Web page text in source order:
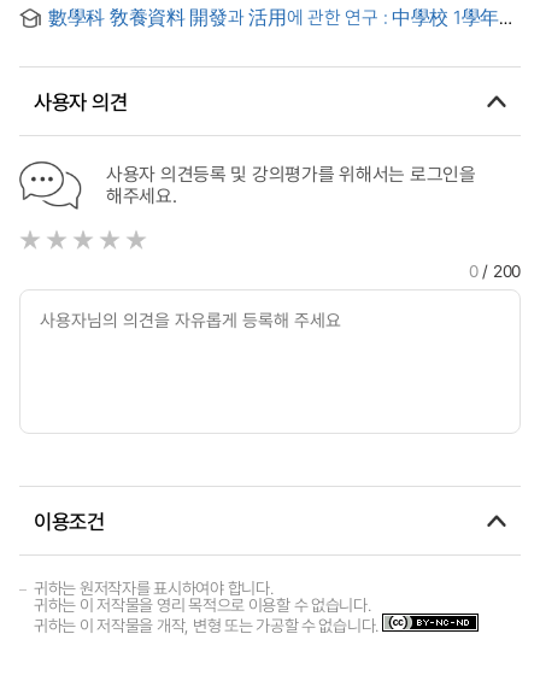
Understanding of the Bible in His: Focusing on the
數學科 敎養資料 開發과 活用에 관한 연구 : 中學校 1學年을
사용자 의견
사용자 의견등록 및 강의평가를 위해서는 로그인을
해주세요.
0/ 200
이용조건
귀하는 원저작자를 표시하여야 합니다.
귀하는 이 저작물을 영리 목적으로 이용할 수 없습니다.
귀하는 이 저작물을 개작, 변형 또는 가공할 수 없습니다.